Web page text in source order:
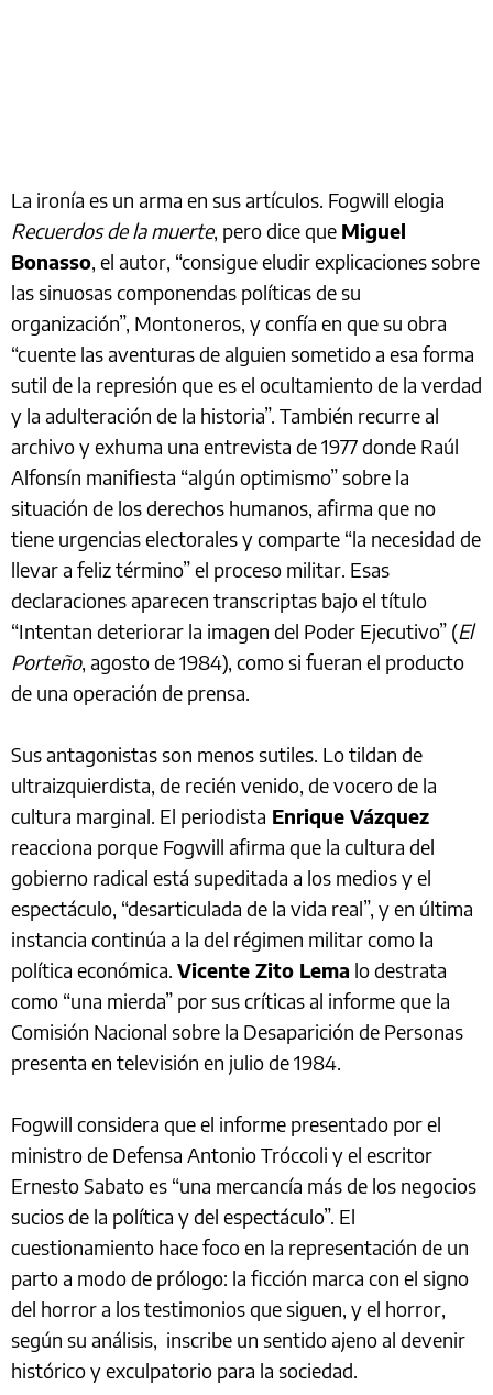
La ironía es un arma en sus artículos. Fogwill elogia
Recuerdos de la muerte, pero dice que Miguel
Bonasso, el autor, “consigue eludir explicaciones sobre
las sinuosas componendas políticas de su
organización”, Montoneros, y confía en que su obra
“cuente las aventuras de alguien sometido a esa forma
sutil de la represión que es el ocultamiento de la verdad
y la adulteración de la historia”. También recurre al
archivo y exhuma una entrevista de 1977 donde Raúl
Alfonsín manifiesta “algún optimismo” sobre la
situación de los derechos humanos, afirma que no
tiene urgencias electorales y comparte “la necesidad de
llevar a feliz término” el proceso militar. Esas
declaraciones aparecen transcriptas bajo el título
“Intentan deteriorar la imagen del Poder Ejecutivo” (El
Porteño, agosto de 1984), como si fueran el producto
de una operación de prensa.
Sus antagonistas son menos sutiles. Lo tildan de
ultraizquierdista, de recién venido, de vocero de la
cultura marginal. El periodista Enrique Vázquez
reacciona porque Fogwill afirma que la cultura del
gobierno radical está supeditada a los medios y el
espectáculo, “desarticulada de la vida real”, y en última
instancia continúa a la del régimen militar como la
política económica. Vicente Zito Lema lo destrata
como “una mierda” por sus críticas al informe que la
Comisión Nacional sobre la Desaparición de Personas
presenta en televisión en julio de 1984.
Fogwill considera que el informe presentado por el
ministro de Defensa Antonio Tróccoli y el escritor
Ernesto Sabato es “una mercancía más de los negocios
sucios de la política y del espectáculo”. El
cuestionamiento hace foco en la representación de un
parto a modo de prólogo: la ficción marca con el signo
del horror a los testimonios que siguen, y el horror,
según su análisis, inscribe un sentido ajeno al devenir
histórico y exculpatorio para la sociedad.